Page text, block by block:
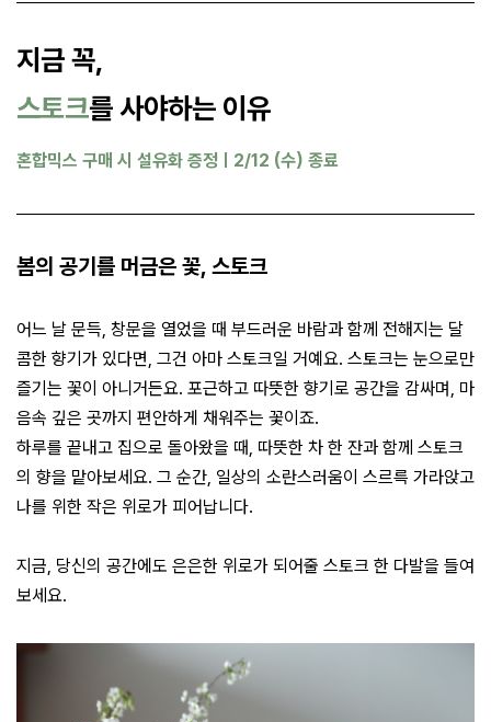
지금 꼭,
스토크를 사야하는 이유
혼합믹스 구매 시 설유화 증정ㅣ2/12 (수) 종료
봄의 공기를 머금은 꽃, 스토크
어느 날 문득, 창문을 열었을 때 부드러운 바람과 함께 전해지는 달
콤한 향기가 있다면, 그건 아마 스토크일 거예요. 스토크는 눈으로만
즐기는 꽃이 아니거든요. 포근하고 따뜻한 향기로 공간을 감싸며, 마
음속 깊은 곳까지 편안하게 채워주는 꽃이죠.
하루를 끝내고 집으로 돌아왔을 때, 따뜻한 차 한 잔과 함께 스토크
의 향을 맡아보세요. 그 순간, 일상의 소란스러움이 스르륵 가라앉고
나를 위한 작은 위로가 피어납니다.
지금, 당신의 공간에도 은은한 위로가 되어줄 스토크 한 다발을 들여
보세요.